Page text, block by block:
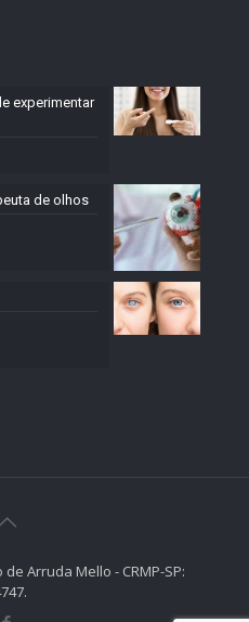
experimentar
de olhos
Arruda Mello - CRMP-SP: